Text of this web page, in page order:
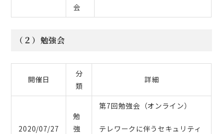
会
（２）勉強会
開催日
分
類
詳細
2020/07/27
勉
強
第7回勉強会（オンライン）
テレワークに伴うセキュリティ